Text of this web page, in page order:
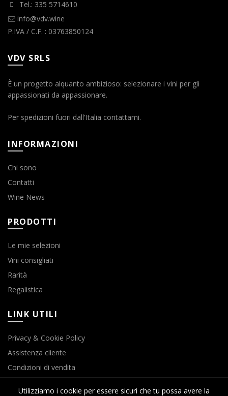
Tel.: 335 5714610
info@vdv.wine
P.IVA / C.F. : 03763850124
VDV SRLS
È un progetto alquanto ambizioso: selezionare i vini per gli
appassionati da appassionare.
Per spedizioni fuori dall'Italia contattami.
INFORMAZIONI
Chi sono
Contatti
Wine News
PRODOTTI
Le mie selezioni
Vini consigliati
Rarità
Regalistica
LINK UTILI
Privacy & Cookie Policy
Assistenza cliente
Condizioni di vendita
Utilizziamo i cookie per essere sicuri che tu possa avere la